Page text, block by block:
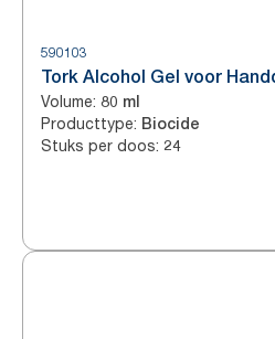
590103
Tork Alcohol Gel voor
Volume: 80 ml
Producttype: Biocide
Stuks per doos: 24